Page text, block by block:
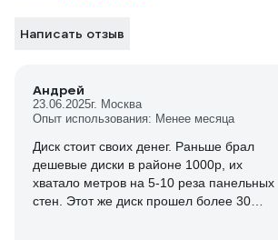
Написать отзыв
Андрей
23.06.2025г. Москва
Опыт использования: Менее месяца
Диск стоит своих денег. Раньше брал
дешевые диски в районе 1000р, их
хватало метров на 5-10 реза панельных
стен. Этот же диск прошел более 30